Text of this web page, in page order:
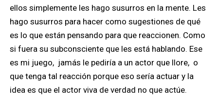
ellos simplemente les hago susurros en la mente. Les
hago susurros para hacer como sugestiones de qué
es lo que están pensando para que reaccionen. Como
si fuera su subconsciente que les está hablando. Ese
es mi juego, jamás le pediría a un actor que llore, o
que tenga tal reacción porque eso sería actuar y la
idea es que el actor viva de verdad no que actúe.